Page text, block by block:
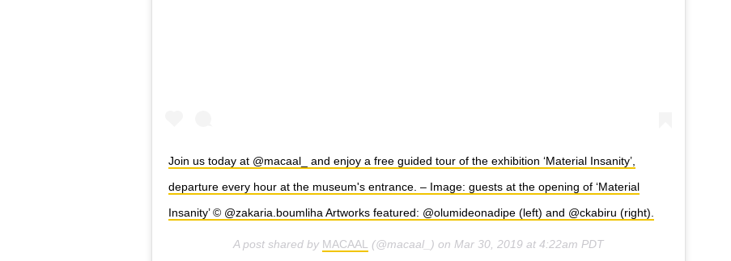
Join us today at @macaal_ and enjoy a free guided tour of the exhibition ‘Material Insanity’,
departure every hour at the museum's entrance. – Image: guests at the opening of ‘Material
Insanity’ © @zakaria.boumliha Artworks featured: @olumideonadipe (left) and @ckabiru (right).
A post shared by MACAAL (@macaal_) on Mar 30, 2019 at 4:22am PDT